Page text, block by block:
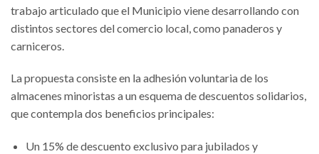
trabajo articulado que el Municipio viene desarrollando con
distintos sectores del comercio local, como panaderos y
carniceros.
La propuesta consiste en la adhesión voluntaria de los
almacenes minoristas a un esquema de descuentos solidarios,
que contempla dos beneficios principales:
Un 15% de descuento exclusivo para jubilados y